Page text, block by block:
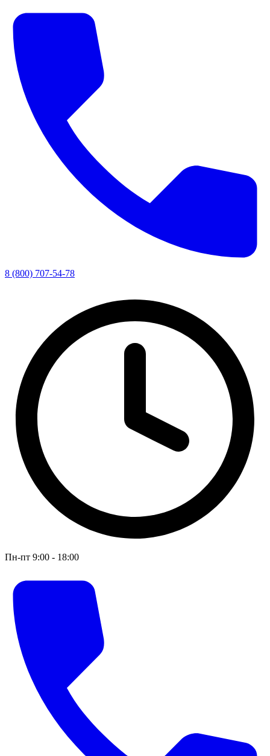
8 (800) 707-54-78
Пн-пт 9:00 - 18:00